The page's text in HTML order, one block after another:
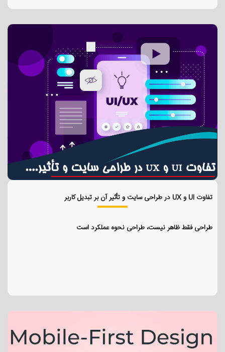
تفاوت UI و UX در طراحی سایت و تأثیر آن بر تبدیل کاربر
طراحی فقط ظاهر نیست، طراحی نحوه عملکرد است